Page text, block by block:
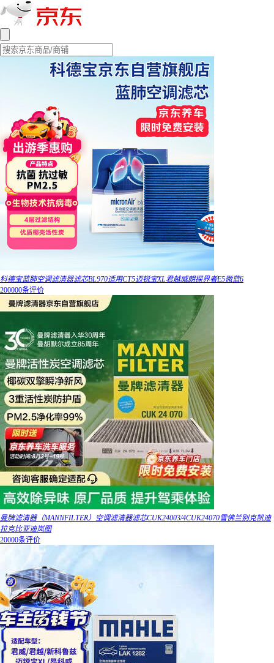
科德宝蓝肺空调滤清器滤芯BL970适用CT5迈锐宝XL君越威朗探界者E5微蓝6
200000条评价
曼牌滤清器（MANNFILTER）空调滤清器滤芯CUK24003/4CUK24070雪佛兰别克凯迪
拉克比亚迪岚图
20000条评价